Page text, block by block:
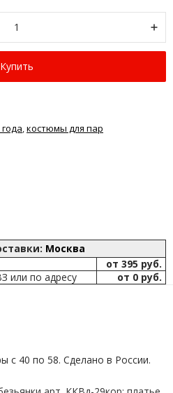
Купить
костюмы для пар
Москва
от 395 руб.
или по адресу
от 0 руб.
с 40 по 58. Сделано в России.